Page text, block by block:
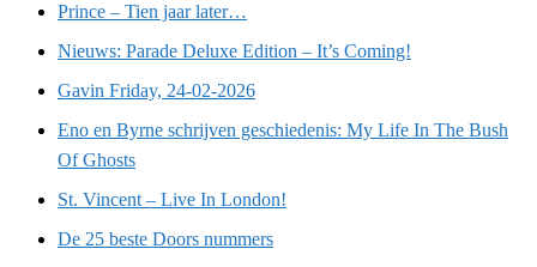
Prince – Tien jaar later…
Nieuws: Parade Deluxe Edition – It’s Coming!
Gavin Friday, 24-02-2026
Eno en Byrne schrijven geschiedenis: My Life In The Bush
Of Ghosts
St. Vincent – Live In London!
De 25 beste Doors nummers